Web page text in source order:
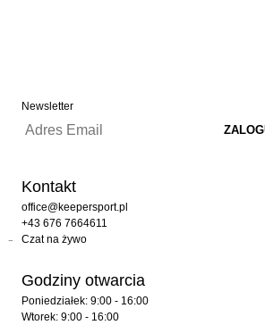
Newsletter
Kontakt
office@keepersport.pl
+43 676 7664611
Czat na żywo
Godziny otwarcia
Poniedziałek: 9:00 - 16:00
Wtorek: 9:00 - 16:00